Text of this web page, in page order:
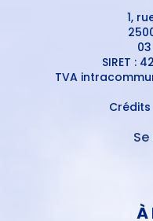
1,
SIRET :
TVA
Crédits
À